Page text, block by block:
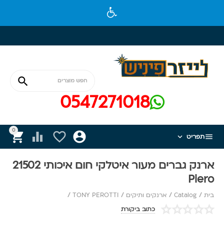
0547271018
0
 
 

תפריט 
ארנק גברים מעור איטלקי חום איכותי 21502
Piero
בית /
Catalog
/ ארנקים ותיקים /
TONY PEROTTI
/
כתוב ביקורת